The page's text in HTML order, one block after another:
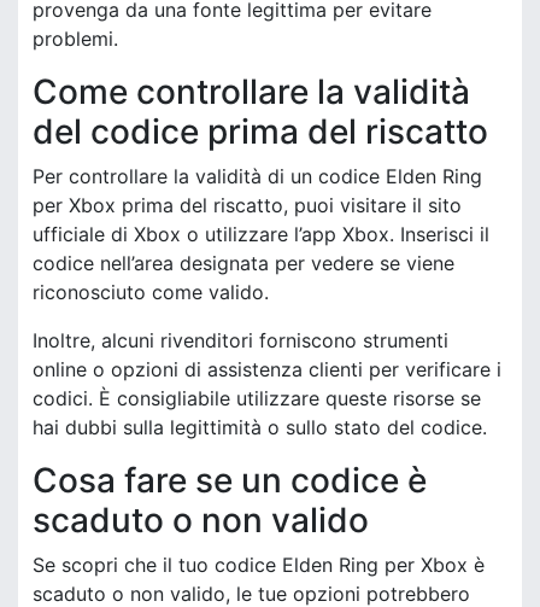
provenga da una fonte legittima per evitare
problemi.
Come controllare la validità
del codice prima del riscatto
Per controllare la validità di un codice Elden Ring
per Xbox prima del riscatto, puoi visitare il sito
ufficiale di Xbox o utilizzare l’app Xbox. Inserisci il
codice nell’area designata per vedere se viene
riconosciuto come valido.
Inoltre, alcuni rivenditori forniscono strumenti
online o opzioni di assistenza clienti per verificare i
codici. È consigliabile utilizzare queste risorse se
hai dubbi sulla legittimità o sullo stato del codice.
Cosa fare se un codice è
scaduto o non valido
Se scopri che il tuo codice Elden Ring per Xbox è
scaduto o non valido, le tue opzioni potrebbero